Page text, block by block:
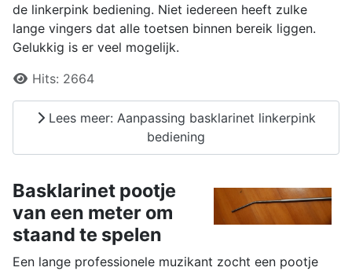
de linkerpink bediening. Niet iedereen heeft zulke
lange vingers dat alle toetsen binnen bereik liggen.
Gelukkig is er veel mogelijk.
Details
Hits: 2664
Lees meer: Aanpassing basklarinet linkerpink
bediening
Basklarinet pootje
van een meter om
staand te spelen
Een lange professionele muzikant zocht een pootje